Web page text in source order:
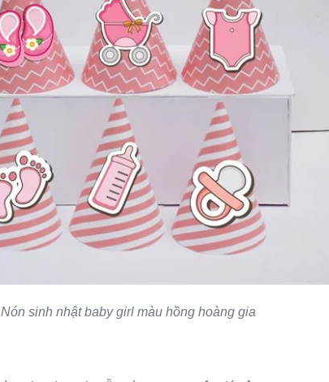
Nón sinh nhật baby girl màu hồng hoàng gia